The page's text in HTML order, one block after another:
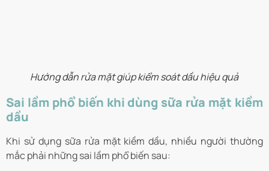
Hướng dẫn rửa mặt giúp kiểm soát dầu hiệu quả
Sai lầm phổ biến khi dùng sữa rửa mặt kiềm
dầu
Khi sử dụng sữa rửa mặt kiềm dầu, nhiều người thường
mắc phải những sai lầm phổ biến sau: